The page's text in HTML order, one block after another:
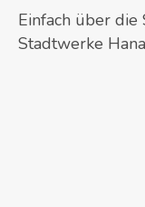
Einfach über
Stadtwerke